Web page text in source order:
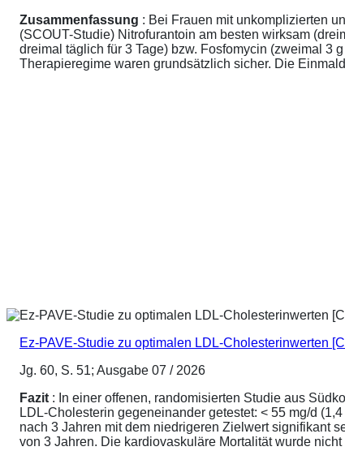
Zusammenfassung : Bei Frauen mit unkomplizierten
(SCOUT-Studie) Nitrofurantoin am besten wirksam
dreimal täglich für 3 Tage) bzw. Fosfomycin (zweimal 3
Therapieregime waren grundsätzlich sicher. Die
Ez-PAVE-Studie zu optimalen LDL-Cholesterinwerten
Jg. 60, S. 51; Ausgabe 07 / 2026
Fazit : In einer offenen, randomisierten Studie aus
LDL-Cholesterin gegeneinander getestet: < 55 mg/d
nach 3 Jahren mit dem niedrigeren Zielwert signifikant
von 3 Jahren. Die kardiovaskuläre Mortalität wurde